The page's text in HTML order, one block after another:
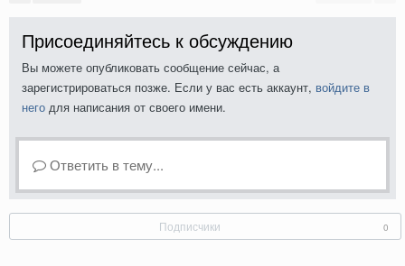
Присоединяйтесь к обсуждению
Вы можете опубликовать сообщение сейчас, а
зарегистрироваться позже. Если у вас есть аккаунт, войдите в
него для написания от своего имени.
Ответить в тему...
Подписчики 0